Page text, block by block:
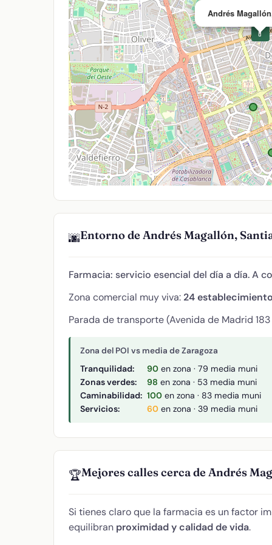
💊
Andrés
🌆Entorno de Andrés Magallón,
Farmacia: servicio esencial del día a día. A
Zona comercial muy viva: 24
Parada de transporte (Avenida de Madrid
Zona del POI vs media de Zaragoza
Tranquilidad: 90 en zona · 79 media muni
Zonas verdes:
98 en zona · 53 media muni
Caminabilidad: 100 en zona · 83 media muni
Servicios:
60 en zona · 39 media muni
🏆Mejores calles cerca de Andrés
Si tienes claro que la farmacia es un factor
equilibran proximidad y calidad de vida.